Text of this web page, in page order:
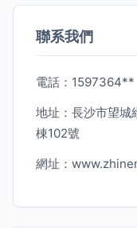
聯系我們
電話：1597364**
地址：長沙市望城
棟102號
網址：